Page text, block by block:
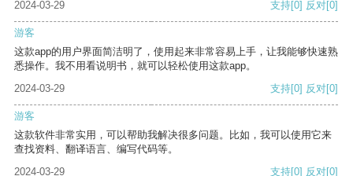
2024-03-29
支持[0] 反对[0]
游客
这款app的用户界面简洁明了，使用起来非常容易上手，让我能够快速熟
悉操作。我不用看说明书，就可以轻松使用这款app。
2024-03-29
支持[0] 反对[0]
游客
这款软件非常实用，可以帮助我解决很多问题。比如，我可以使用它来
查找资料、翻译语言、编写代码等。
2024-03-29
支持[0] 反对[0]